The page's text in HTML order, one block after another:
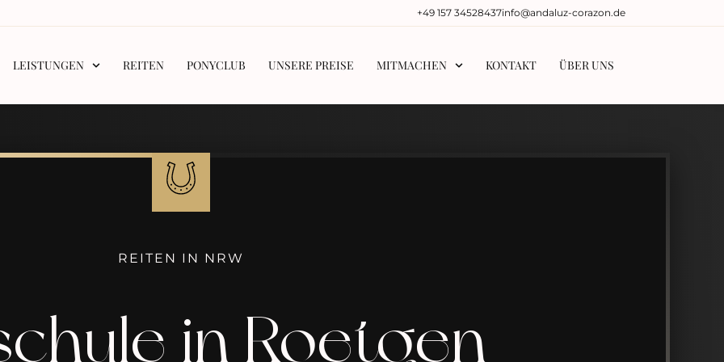
‭+49 157 34528437‬info@andaluz-corazon.de
LEISTUNGEN REITEN PONYCLUB UNSERE PREISE MITMACHEN KONTAKT ÜBER UNS
REITEN IN NRW
in Roetgen